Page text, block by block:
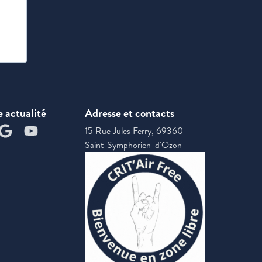
actualité Adresse et contacts
15 Rue Jules Ferry, 69360
Saint-Symphorien-d'Ozon